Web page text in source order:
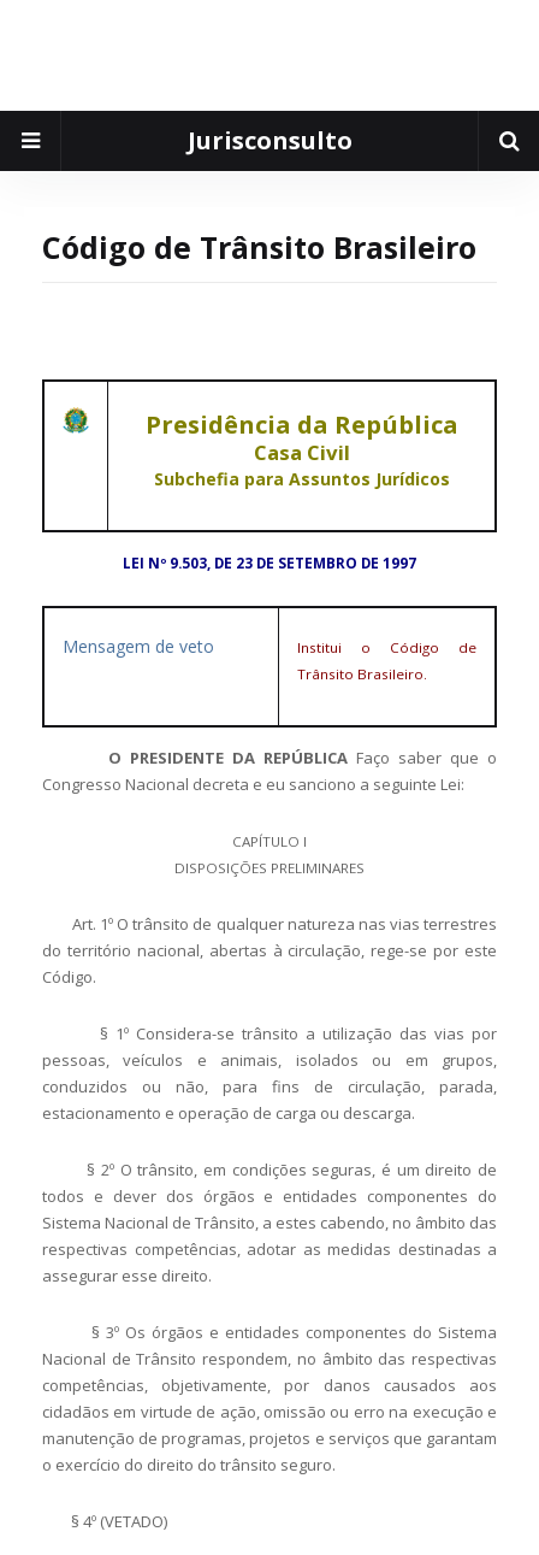
Jurisconsulto
Código de Trânsito Brasileiro
Presidência da República
Casa Civil
Subchefia para Assuntos Jurídicos
LEI Nº 9.503, DE 23 DE SETEMBRO DE 1997
Mensagem de veto
Institui o Código de
Trânsito Brasileiro.
O PRESIDENTE DA REPÚBLICA Faço saber que o
Congresso Nacional decreta e eu sanciono a seguinte Lei:
CAPÍTULO I
DISPOSIÇÕES PRELIMINARES
Art. 1º O trânsito de qualquer natureza nas vias terrestres
do território nacional, abertas à circulação, rege-se por este
Código.
§ 1º Considera-se trânsito a utilização das vias por
pessoas, veículos e animais, isolados ou em grupos,
conduzidos ou não, para fins de circulação, parada,
estacionamento e operação de carga ou descarga.
§ 2º O trânsito, em condições seguras, é um direito de
todos e dever dos órgãos e entidades componentes do
Sistema Nacional de Trânsito, a estes cabendo, no âmbito das
respectivas competências, adotar as medidas destinadas a
assegurar esse direito.
§ 3º Os órgãos e entidades componentes do Sistema
Nacional de Trânsito respondem, no âmbito das respectivas
competências, objetivamente, por danos causados aos
cidadãos em virtude de ação, omissão ou erro na execução e
manutenção de programas, projetos e serviços que garantam
o exercício do direito do trânsito seguro.
§ 4º (VETADO)